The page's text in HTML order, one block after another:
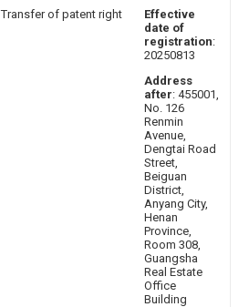
Transfer of patent right
Effective
date of
registration:
20250813
Address
after: 455001,
No. 126
Renmin
Avenue,
Dengtai Road
Street,
Beiguan
District,
Anyang City,
Henan
Province,
Room 308,
Guangsha
Real Estate
Office
Building